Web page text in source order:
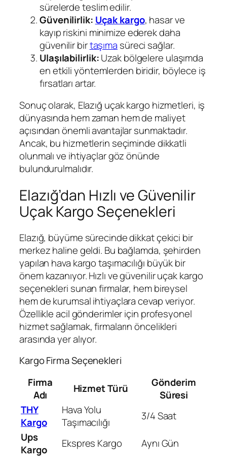
sürelerde teslim edilir.
Güvenilirlik: Uçak kargo, hasar ve
kayıp riskini minimize ederek daha
güvenilir birtaşıma süreci sağlar.
Ulaşılabilirlik:Uzak bölgelere ulaşımda
en etkili yöntemlerden biridir, böylece iş
fırsatları artar.
Sonuç olarak, Elazığ uçak kargo hizmetleri, iş
dünyasında hem zaman hem de maliyet
açısından önemli avantajlar sunmaktadır.
Ancak, bu hizmetlerin seçiminde dikkatli
olunmalı ve ihtiyaçlar göz önünde
bulundurulmalıdır.
Elazığ’dan Hızlı ve Güvenilir
Uçak Kargo Seçenekleri
Elazığ, büyüme sürecinde dikkat çekici bir
merkez haline geldi. Bu bağlamda, şehirden
yapılan hava kargo taşımacılığı büyük bir
önem kazanıyor. Hızlı ve güvenilir uçak kargo
seçenekleri sunan firmalar, hem bireysel
hem de kurumsal ihtiyaçlara cevap veriyor.
Özellikle acil gönderimler için profesyonel
hizmet sağlamak, firmaların öncelikleri
arasında yer alıyor.
Kargo Firma Seçenekleri
Firma
Adı
Hizmet Türü
Gönderim
Süresi
THY
Kargo
Hava Yolu
Taşımacılığı
3/4 Saat
Ups
Kargo
Ekspres Kargo Aynı Gün